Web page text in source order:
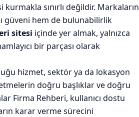
sınırlı değildir. Markaların
güveni hem de bulunabilirlik
sitesi içinde yer almak, yalnızca
bir parçası olarak
hizmet, sektör ya da lokasyon
doğru başlıklar ve doğru
Firma Rehberi, kullanıcı dostu
karar verme sürecini